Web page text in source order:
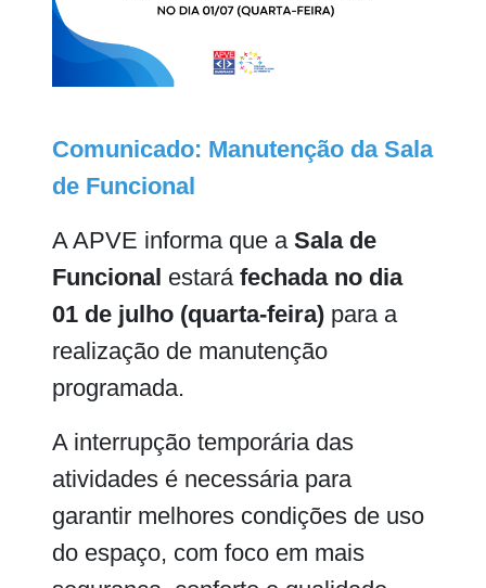
Comunicado: Manutenção da Sala
de Funcional
A APVE informa que a Sala de
Funcional estará fechada no dia
01 de julho (quarta-feira) para a
realização de manutenção
programada.
A interrupção temporária das
atividades é necessária para
garantir melhores condições de uso
do espaço, com foco em mais